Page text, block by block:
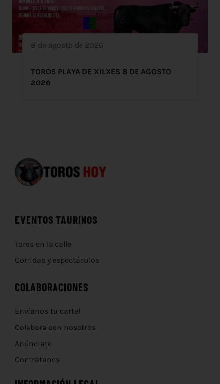
8 de agosto de 2026
TOROS PLAYA DE XILXES 8 DE AGOSTO
2026
EVENTOS TAURINOS
Toros en la calle
Corridas y espectáculos
COLABORACIONES
Envíanos tu cartel
Colabora con nosotros
Anúnciate
Contrátanos